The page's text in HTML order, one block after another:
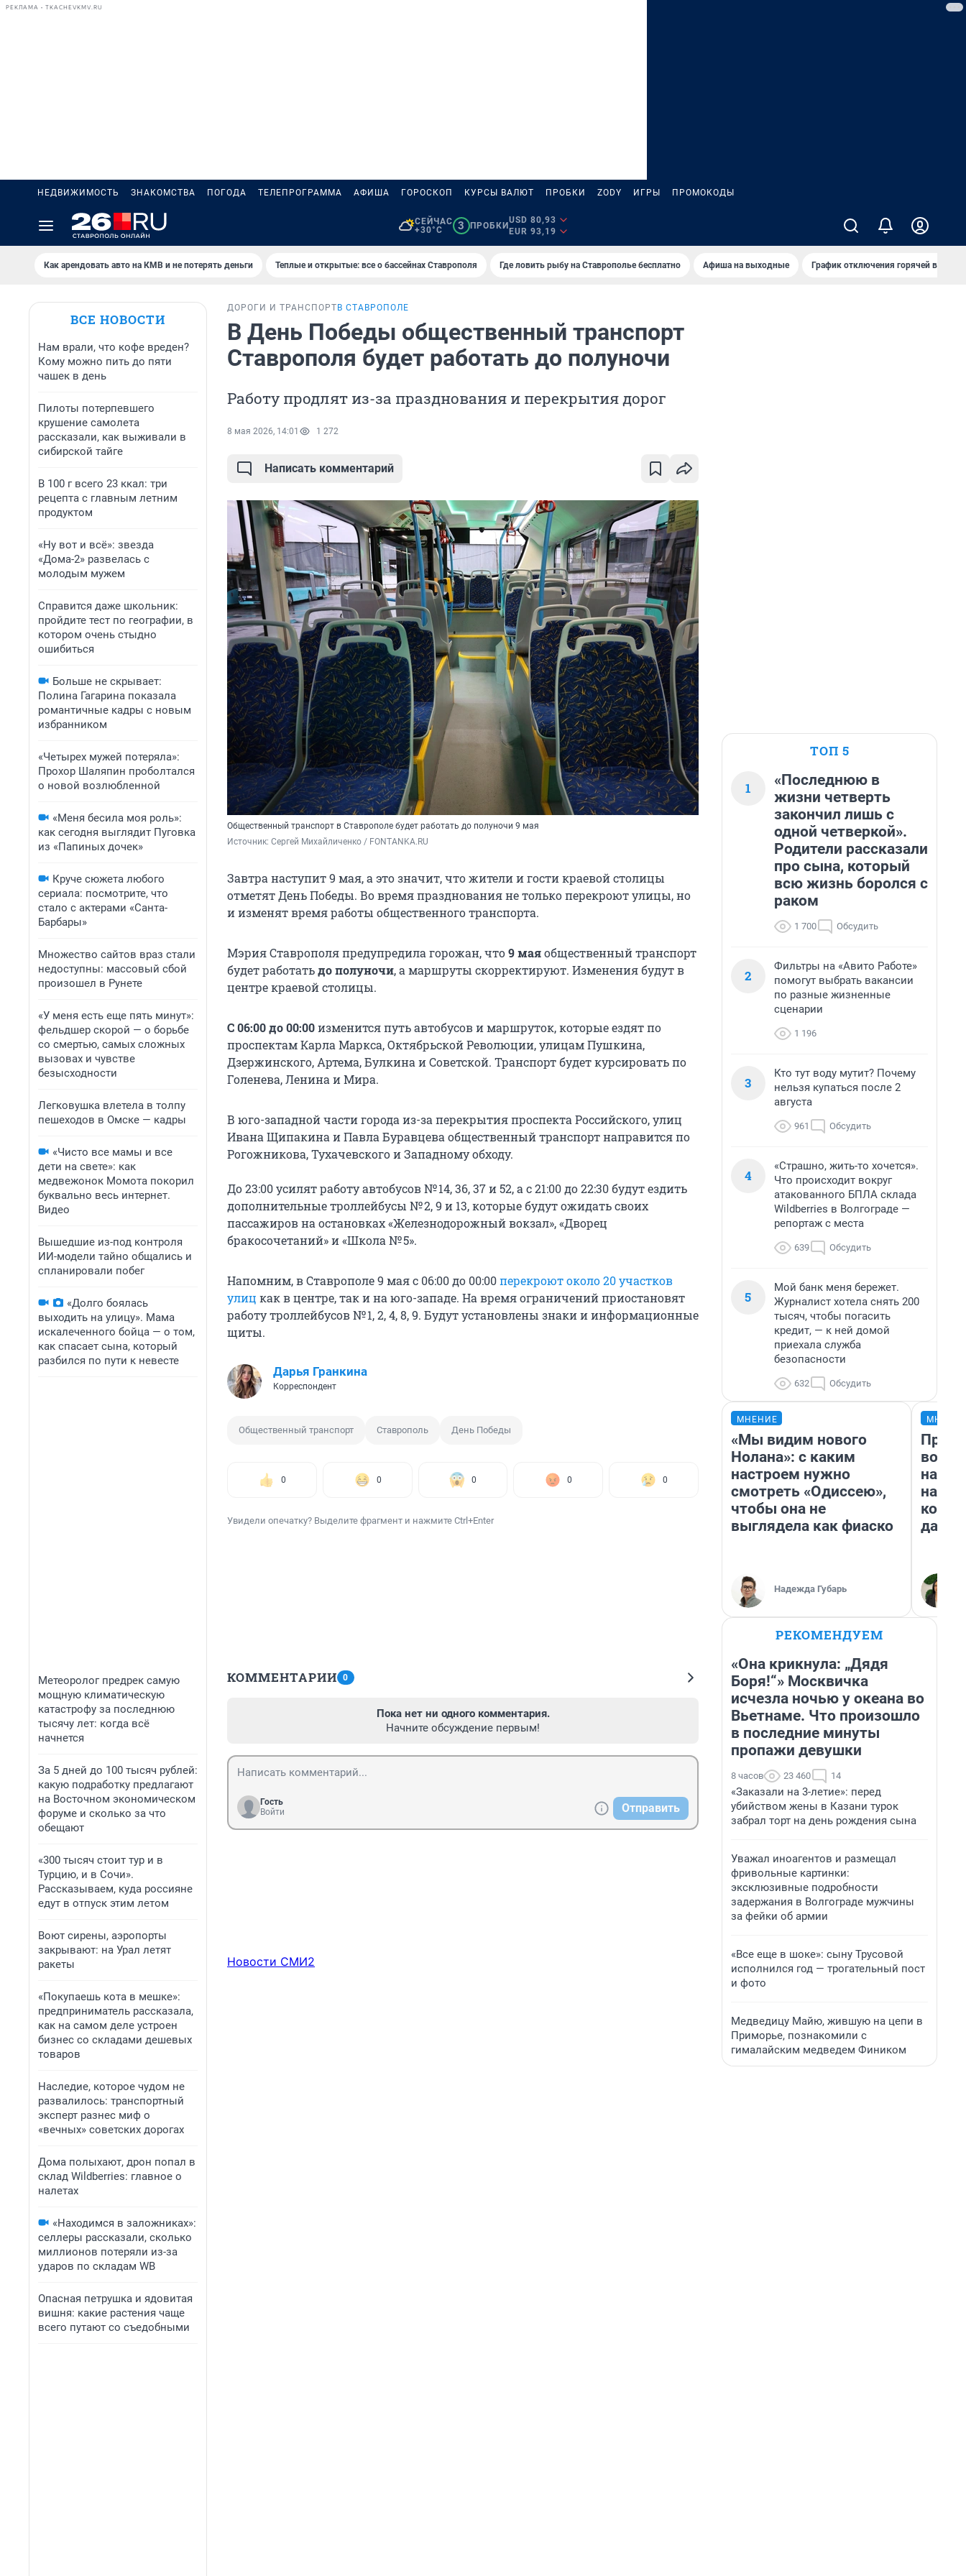
РЕКЛАМА • TKACHEVKMV.RU
НЕДВИЖИМОСТЬ ЗНАКОМСТВА ПОГОДА ТЕЛЕПРОГРАММА АФИША ГОРОСКОП КУРСЫ ВАЛЮТ ПРОБКИ ZODY ИГРЫ ПРОМОКОДЫ
СЕЙЧАС
+30°C
3 ПРОБКИ
USD 80,93
EUR 93,19
Как арендовать авто на КМВ и не потерять деньги Теплые и открытые: все о бассейнах Ставрополя Где ловить рыбу на Ставрополье бесплатно Афиша на выходные График отключения горячей воды в
ВСЕ НОВОСТИ
Нам врали, что кофе вреден?
Кому можно пить до пяти
чашек в день
Пилоты потерпевшего
крушение самолета
рассказали, как выживали в
сибирской тайге
В 100 г всего 23 ккал: три
рецепта с главным летним
продуктом
«Ну вот и всё»: звезда
«Дома-2» развелась с
молодым мужем
Справится даже школьник:
пройдите тест по географии, в
котором очень стыдно
ошибиться
Больше не скрывает:
Полина Гагарина показала
романтичные кадры с новым
избранником
«Четырех мужей потеряла»:
Прохор Шаляпин проболтался
о новой возлюбленной
«Меня бесила моя роль»:
как сегодня выглядит Пуговка
из «Папиных дочек»
Круче сюжета любого
сериала: посмотрите, что
стало с актерами «Санта-
Барбары»
Множество сайтов враз стали
недоступны: массовый сбой
произошел в Рунете
«У меня есть еще пять минут»:
фельдшер скорой — о борьбе
со смертью, самых сложных
вызовах и чувстве
безысходности
Легковушка влетела в толпу
пешеходов в Омске — кадры
«Чисто все мамы и все
дети на свете»: как
медвежонок Момота покорил
буквально весь интернет.
Видео
Вышедшие из-под контроля
ИИ-модели тайно общались и
спланировали побег
«Долго боялась
выходить на улицу». Мама
искалеченного бойца — о том,
как спасает сына, который
разбился по пути к невесте
Метеоролог предрек самую
мощную климатическую
катастрофу за последнюю
тысячу лет: когда всё
начнется
За 5 дней до 100 тысяч рублей:
какую подработку предлагают
на Восточном экономическом
форуме и сколько за что
обещают
«300 тысяч стоит тур и в
Турцию, и в Сочи».
Рассказываем, куда россияне
едут в отпуск этим летом
Воют сирены, аэропорты
закрывают: на Урал летят
ракеты
«Покупаешь кота в мешке»:
предприниматель рассказала,
как на самом деле устроен
бизнес со складами дешевых
товаров
Наследие, которое чудом не
развалилось: транспортный
эксперт разнес миф о
«вечных» советских дорогах
Дома полыхают, дрон попал в
склад Wildberries: главное о
налетах
«Находимся в заложниках»:
селлеры рассказали, сколько
миллионов потеряли из-за
ударов по складам WB
Опасная петрушка и ядовитая
вишня: какие растения чаще
всего путают со съедобными
ДОРОГИ И ТРАНСПОРТ В СТАВРОПОЛЕ
В День Победы общественный транспорт
Ставрополя будет работать до полуночи
Работу продлят из-за празднования и перекрытия дорог
8 мая 2026, 14:01 1 272
Написать комментарий
Общественный транспорт в Ставрополе будет работать до полуночи 9 мая
Источник: Сергей Михайличенко / FONTANKA.RU
Завтра наступит 9 мая, а это значит, что жители и гости краевой столицы
отметят День Победы. Во время празднования не только перекроют улицы, но
и изменят время работы общественного транспорта.
Мэрия Ставрополя предупредила горожан, что9 маяобщественный транспорт
будет работатьдо полуночи, а маршруты скорректируют. Изменения будут в
центре краевой столицы.
С 06:00 до 00:00изменится путь автобусов и маршруток, которые ездят по
проспектам Карла Маркса, Октябрьской Революции, улицам Пушкина,
Дзержинского, Артема, Булкина и Советской. Транспорт будет курсировать по
Голенева, Ленина и Мира.
В юго-западной части города из-за перекрытия проспекта Российского, улиц
Ивана Щипакина и Павла Буравцева общественный транспорт направится по
Рогожникова, Тухачевского и Западному обходу.
До 23:00 усилят работу автобусов № 14, 36, 37 и 52, а с 21:00 до 22:30 будут ездить
дополнительные троллейбусы № 2, 9 и 13, которые будут ожидать своих
пассажиров на остановках «Железнодорожный вокзал», «Дворец
бракосочетаний» и «Школа № 5».
Напомним, в Ставрополе 9 мая с 06:00до 00:00перекроют около 20 участков
улиц как в центре, так и на юго-западе. На время ограничений приостановят
работутроллейбусов № 1, 2, 4, 8, 9. Будут установлены знаки и информационные
щиты.
Дарья Гранкина
Корреспондент
Общественный транспорт Ставрополь День Победы
0 0 0 0 0
Увидели опечатку? Выделите фрагмент и нажмите Ctrl+Enter
КОММЕНТАРИИ 0
Пока нет ни одного комментария.
Начните обсуждение первым!
Гость
Войти
Отправить
Новости СМИ2
ТОП 5
1
«Последнюю в
жизни четверть
закончил лишь с
одной четверкой».
Родители рассказали
про сына, который
всю жизнь боролся с
раком
1 700 Обсудить
2
Фильтры на «Авито Работе»
помогут выбрать вакансии
по разные жизненные
сценарии
1 196
3
Кто тут воду мутит? Почему
нельзя купаться после 2
августа
961 Обсудить
4
«Страшно, жить-то хочется».
Что происходит вокруг
атакованного БПЛА склада
Wildberries в Волгограде —
репортаж с места
639 Обсудить
5
Мой банк меня бережет.
Журналист хотела снять 200
тысяч, чтобы погасить
кредит, — к ней домой
приехала служба
безопасности
632 Обсудить
МНЕНИЕ
«Мы видим нового
Нолана»: с каким
настроем нужно
смотреть «Одиссею»,
чтобы она не
выглядела как фиаско
Надежда Губарь
нам
даже
РЕКОМЕНДУЕМ
«Она крикнула: „Дядя
Боря!“» Москвичка
исчезла ночью у океана во
Вьетнаме. Что произошло
в последние минуты
пропажи девушки
8 часов 23 460 14
«Заказали на 3-летие»: перед
убийством жены в Казани турок
забрал торт на день рождения сына
Уважал иноагентов и размещал
фривольные картинки:
эксклюзивные подробности
задержания в Волгограде мужчины
за фейки об армии
«Все еще в шоке»: сыну Трусовой
исполнился год — трогательный пост
и фото
Медведицу Майю, жившую на цепи в
Приморье, познакомили с
гималайским медведем Фиником